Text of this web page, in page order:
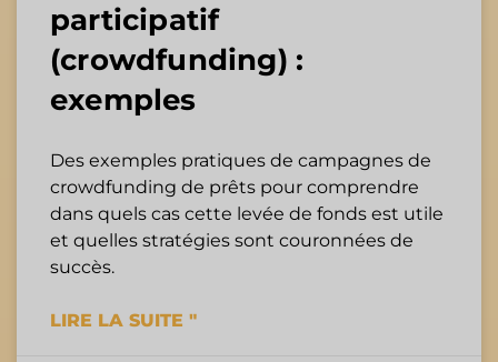
participatif
(crowdfunding) :
exemples
Des exemples pratiques de campagnes de
crowdfunding de prêts pour comprendre
dans quels cas cette levée de fonds est utile
et quelles stratégies sont couronnées de
succès.
LIRE LA SUITE "